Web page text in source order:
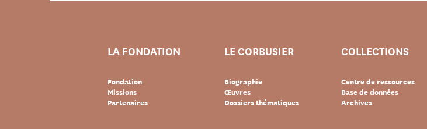
LA FONDATION
Fondation
Missions
Partenaires
LE CORBUSIER
Biographie
Œuvres
Dossiers thématiques
COLLECTIONS
Centre de ressources
Base de données
Archives